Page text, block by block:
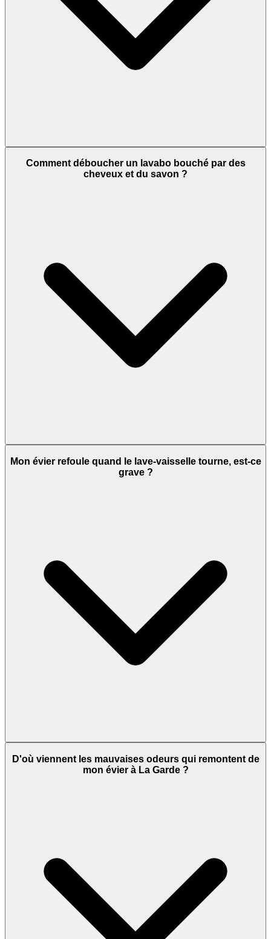
Comment déboucher un lavabo bouché par des
cheveux et du savon ?
Mon évier refoule quand le lave-vaisselle tourne, est-ce
grave ?
D'où viennent les mauvaises odeurs qui remontent de
mon évier à La Garde ?